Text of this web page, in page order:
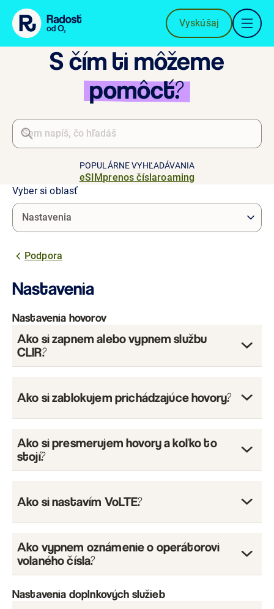
Preskočiť na obsah
Vyskúšaj
S čím ti môžeme
pomôcť?
POPULÁRNE VYHĽADÁVANIA
eSIMprenos číslaroaming
Vyber si oblasť
Podpora
Nastavenia
Nastavenia hovorov
Ako si zapnem alebo vypnem službu
CLIR?
Ako si zablokujem prichádzajúce hovory?
Ako si presmerujem hovory a koľko to
stojí?
Ako si nastavím VoLTE?
Ako vypnem oznámenie o operátorovi
volaného čísla?
Nastavenia doplnkových služieb